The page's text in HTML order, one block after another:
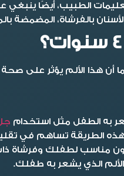
الطبيب، أيضًا ينبغي
بالفرشاة، المضمضة
به الطفل مثل استخدام
تساهم في تقليل
مناسب لطفلك وفرشاة
الذي يشعر به طفلك.